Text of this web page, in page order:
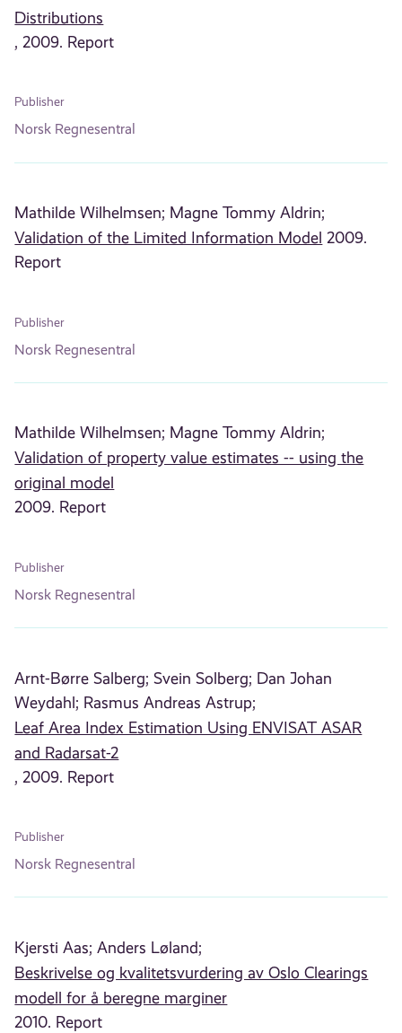
Distributions
, 2009. Report
Publisher
Norsk Regnesentral
Mathilde Wilhelmsen; Magne Tommy Aldrin;
Validation of the Limited Information Model 2009.
Report
Publisher
Norsk Regnesentral
Mathilde Wilhelmsen; Magne Tommy Aldrin;
Validation of property value estimates -- using the
original model
2009. Report
Publisher
Norsk Regnesentral
Arnt-Børre Salberg; Svein Solberg; Dan Johan
Weydahl; Rasmus Andreas Astrup;
Leaf Area Index Estimation Using ENVISAT ASAR
and Radarsat-2
, 2009. Report
Publisher
Norsk Regnesentral
Kjersti Aas; Anders Løland;
Beskrivelse og kvalitetsvurdering av Oslo Clearings
modell for å beregne marginer
2010. Report